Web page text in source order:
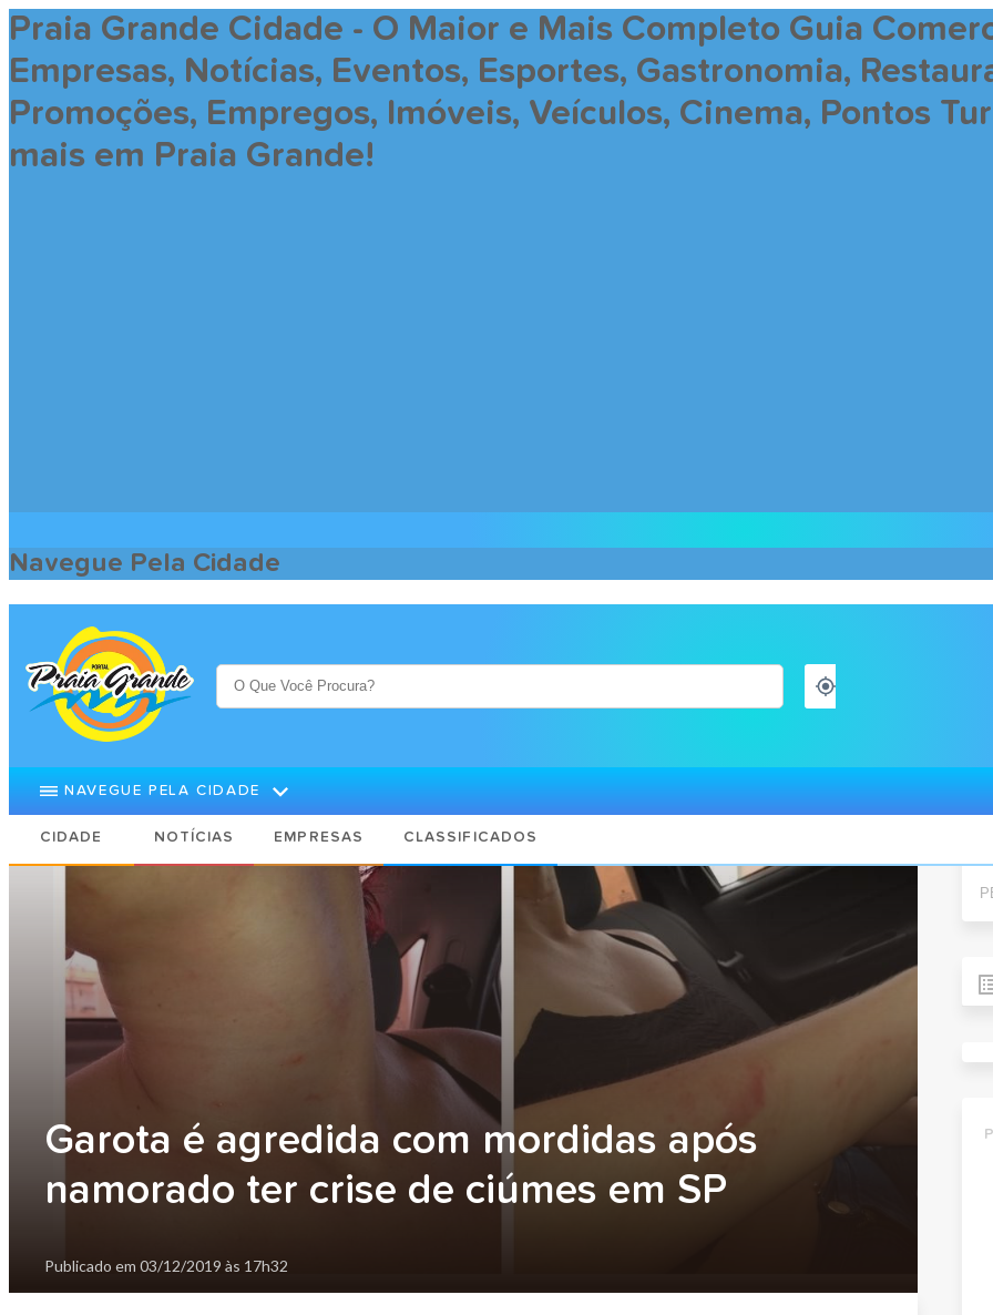
Praia Grande Cidade - O Maior e Mais Completo Guia
Empresas, Notícias, Eventos, Esportes, Gastronomia,
Promoções, Empregos, Imóveis, Veículos, Cinema, Pontos
mais em Praia Grande!
Navegue Pela Cidade
NAVEGUE PELA CIDADE
CIDADE NOTÍCIAS EMPRESAS CLASSIFICADOS
Garota é agredida com mordidas após
namorado ter crise de ciúmes em SP
Publicado em 03/12/2019 às 17h32